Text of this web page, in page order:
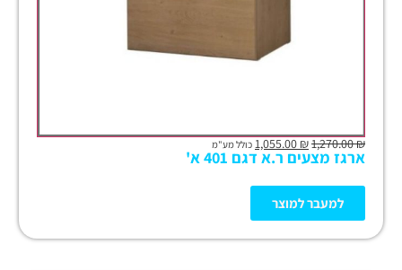
₪
1,270.00
₪ כולל מע"מ
ארגז מצעים ר.א דגם 401 א'
למעבר למוצר